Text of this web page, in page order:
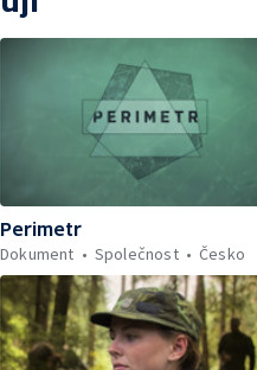
Perimetr
Dokument
Společnost Česko